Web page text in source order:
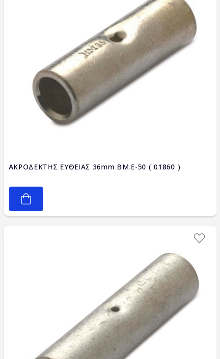
ΑΚΡΟΔΕΚΤΗΣ ΕΥΘΕΙΑΣ 36mm BM.E-50 ( 01860 )